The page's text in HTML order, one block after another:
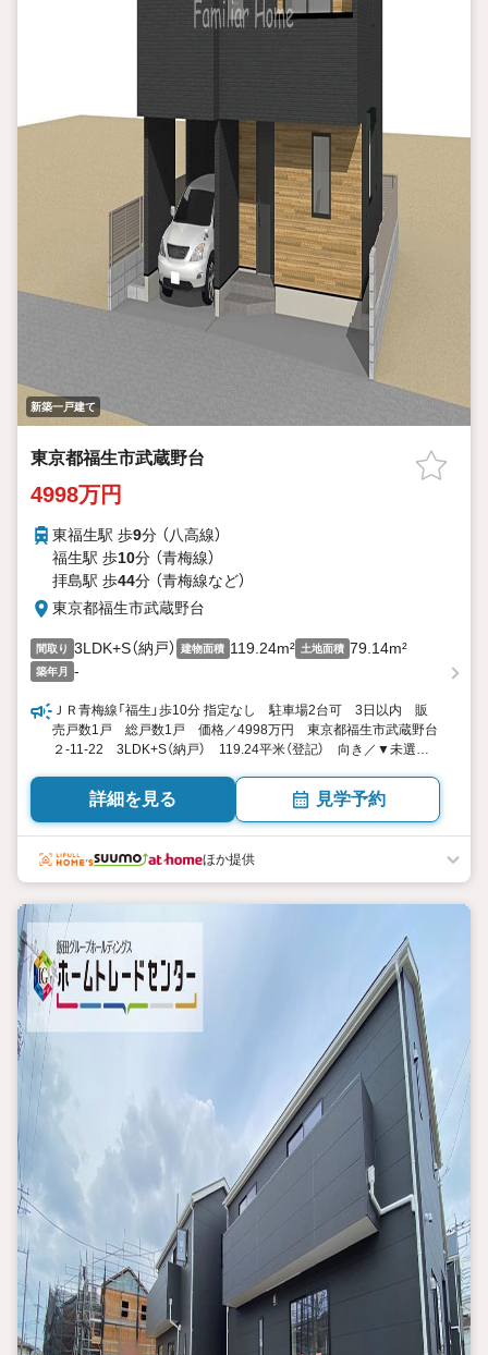
新築一戸建て
東京都福生市武蔵野台
4998万円
東福生駅 歩9分 （八高線）
福生駅 歩10分 （青梅線）
拝島駅 歩44分 （青梅線など）
東京都福生市武蔵野台
間取り 3LDK+S（納戸） 建物面積 119.24m² 土地面積 79.14m²
築年月 -
ＪＲ青梅線「福生」歩10分 指定なし 駐車場2台可 3日以内 販
売戸数1戸 総戸数1戸 価格／4998万円 東京都福生市武蔵野台
２-11-22 3LDK+S（納戸） 119.24平米（登記） 向き／▼未選択
詳細を見る 見学予約
ほか提供